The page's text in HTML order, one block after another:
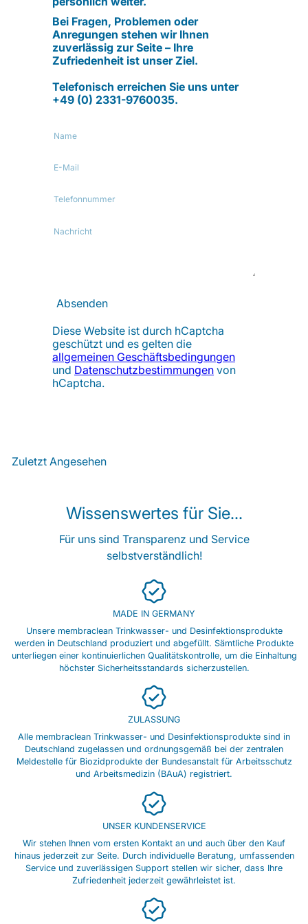
Bei Fragen, Problemen oder
Anregungen stehen wir Ihnen
zuverlässig zur Seite – Ihre
Zufriedenheit ist unser Ziel.
Telefonisch erreichen Sie uns unter
+49 (0) 2331-9760035.
Name
E-
Telefonnummer
Nachricht
Absenden
Diese Website ist durch hCaptcha
geschützt und es gelten die
allgemeinen Geschäftsbedingungen
und Datenschutzbestimmungen von
hCaptcha.
Zuletzt Angesehen
Wissenswertes für Sie...
Für uns sind Transparenz und Service
selbstverständlich!
MADE IN GERMANY
Unsere membraclean Trinkwasser- und Desinfektionsprodukte
werden in Deutschland produziert und abgefüllt. Sämtliche Produkte
unterliegen einer kontinuierlichen Qualitätskontrolle, um die Einhaltung
höchster Sicherheitsstandards sicherzustellen.
ZULASSUNG
Alle membraclean Trinkwasser- und Desinfektionsprodukte sind in
Deutschland zugelassen und ordnungsgemäß bei der zentralen
Meldestelle für Biozidprodukte der Bundesanstalt für Arbeitsschutz
und Arbeitsmedizin (BAuA) registriert.
UNSER KUNDENSERVICE
Wir stehen Ihnen vom ersten Kontakt an und auch über den Kauf
hinaus jederzeit zur Seite. Durch individuelle Beratung, umfassenden
Service und zuverlässigen Support stellen wir sicher, dass Ihre
Zufriedenheit jederzeit gewährleistet ist.